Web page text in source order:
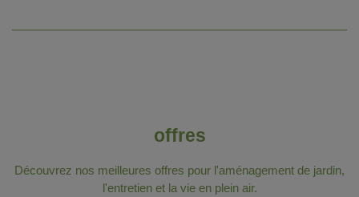
offres
Découvrez nos meilleures offres pour l'aménagement de jardin,
l'entretien et la vie en plein air.